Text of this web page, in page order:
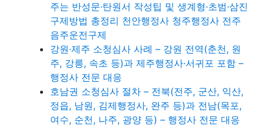
주는 반성문·탄원서 작성팁 및 생계형·초범·삼진
구제방법 총정리 천안행정사 청주행정사 전주
음주운전구제
강원·제주 소청심사 사례 – 강원 전역(춘천, 원
주, 강릉, 속초 등)과 제주행정사·서귀포 포함 –
행정사 전문 대응
호남권 소청심사 절차 – 전북(전주, 군산, 익산,
정읍, 남원, 김제행정사, 완주 등)과 전남(목포,
여수, 순천, 나주, 광양 등) – 행정사 전문 대응